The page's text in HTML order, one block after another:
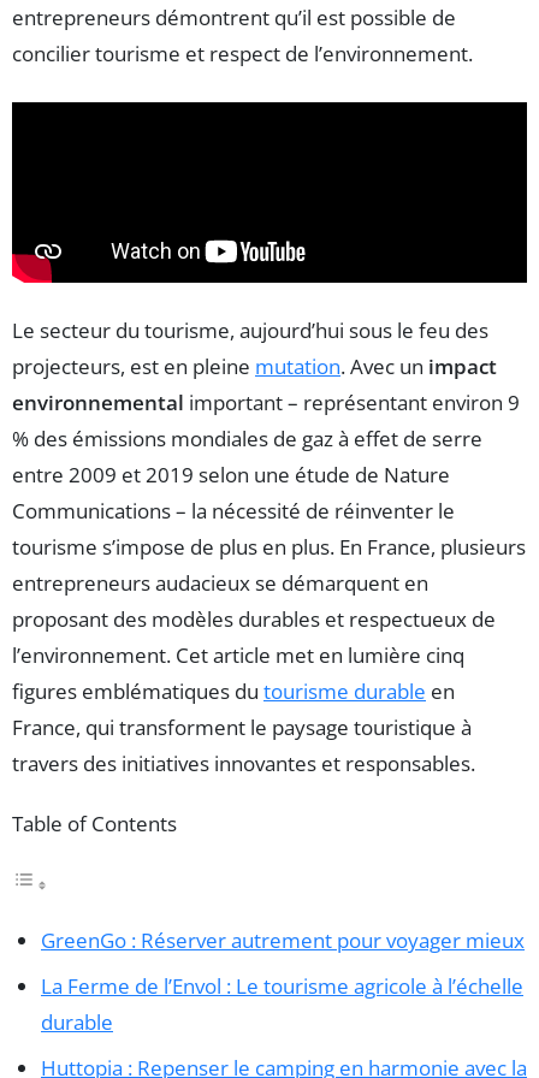
entrepreneurs démontrent qu’il est possible de
concilier tourisme et respect de l’environnement.
Le secteur du tourisme, aujourd’hui sous le feu des
projecteurs, est en pleine mutation. Avec un impact
environnemental important – représentant environ 9
% des émissions mondiales de gaz à effet de serre
entre 2009 et 2019 selon une étude de Nature
Communications – la nécessité de réinventer le
tourisme s’impose de plus en plus. En France, plusieurs
entrepreneurs audacieux se démarquent en
proposant des modèles durables et respectueux de
l’environnement. Cet article met en lumière cinq
figures emblématiques du tourisme durable en
France, qui transforment le paysage touristique à
travers des initiatives innovantes et responsables.
Table of Contents
GreenGo : Réserver autrement pour voyager mieux
La Ferme de l’Envol : Le tourisme agricole à l’échelle
durable
Huttopia : Repenser le camping en harmonie avec la